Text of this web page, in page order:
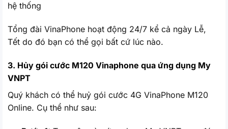
hệ thống
Tổng đài VinaPhone hoạt động 24/7 kể cả ngày Lễ,
Tết do đó bạn có thể gọi bất cứ lúc nào.
3. Hủy gói cước M120 Vinaphone qua ứng dụng My
VNPT
Quý khách có thể huỷ gói cước 4G VinaPhone M120
Online. Cụ thể như sau: